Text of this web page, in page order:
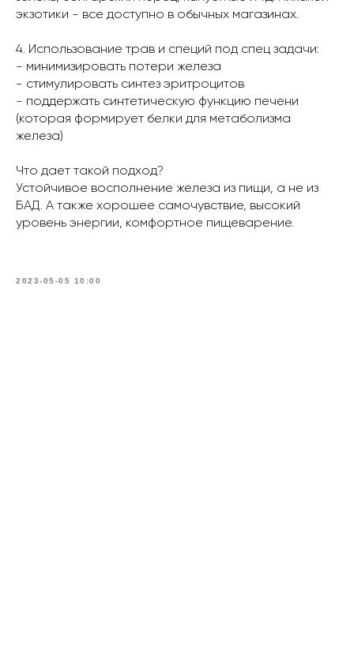
экзотики - все доступно в обычных магазинах.
4. Использование трав и специй под спец задачи:
- минимизировать потери железа
- стимулировать синтез эритроцитов
- поддержать синтетическую функцию печени
(которая формирует белки для метаболизма
железа)
Что дает такой подход?
Устойчивое восполнение железа из пищи, а не из
БАД. А также хорошее самочувствие, высокий
уровень энергии, комфортное пищеварение.
2023-05-05 10:00